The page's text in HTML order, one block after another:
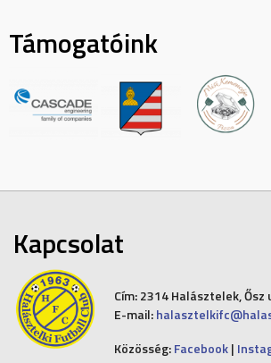
Támogatóink
Kapcsolat
Cím:2314 Halásztelek, Ősz
E-mail:
Közösség: Facebook|